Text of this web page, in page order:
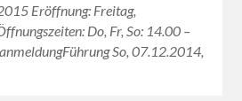
Eröffnung: Freitag,
Do, Fr, So: 14.00 –
So, 07.12.2014,